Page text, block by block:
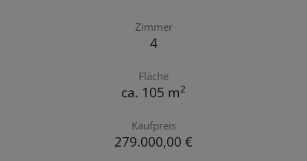
Zimmer
4
Fläche
ca. 105 m2
Kaufpreis
279.000,00 €